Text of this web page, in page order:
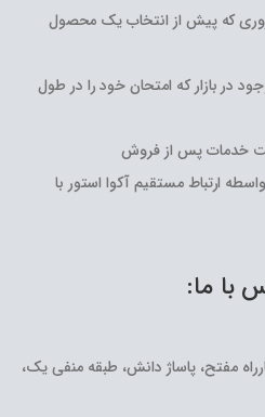
که پیش از انتخاب یک محصول
بازار که امتحان خود را در طول
خدمات پس از فروش
ارتباط مستقیم آکوا استور با
با ما:
مفتح، پاساژ دانش، طبقه منفی یک،